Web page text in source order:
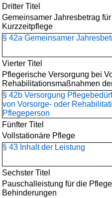
Dritter Titel
Gemeinsamer Jahresbetrag
Kurzzeitpflege
§ 42a Gemeinsamer
Vierter Titel
Pflegerische Versorgung bei
Rehabilitationsmaßnahmen
§ 42b Versorgung
von Vorsorge- oder
Pflegeperson
Fünfter Titel
Vollstationäre Pflege
§ 43 Inhalt der Leistung
Sechster Titel
Pauschalleistung für die
Behinderungen